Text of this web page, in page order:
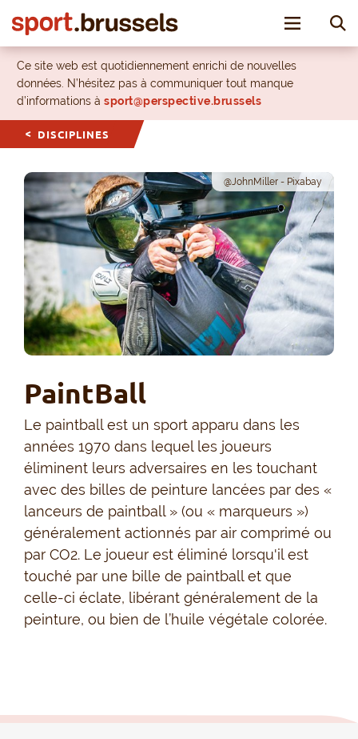
Toggle
Ce site web est quotidiennement enrichi de nouvelles
données. N’hésitez pas à communiquer tout manque
d’informations à sport@perspective.brussels
DISCIPLINES
@JohnMiller - Pixabay
PaintBall
Le paintball est un sport apparu dans les
années 1970 dans lequel les joueurs
éliminent leurs adversaires en les touchant
avec des billes de peinture lancées par des «
lanceurs de paintball » (ou « marqueurs »)
généralement actionnés par air comprimé ou
par CO2. Le joueur est éliminé lorsqu'il est
touché par une bille de paintball et que
celle-ci éclate, libérant généralement de la
peinture, ou bien de l’huile végétale colorée.